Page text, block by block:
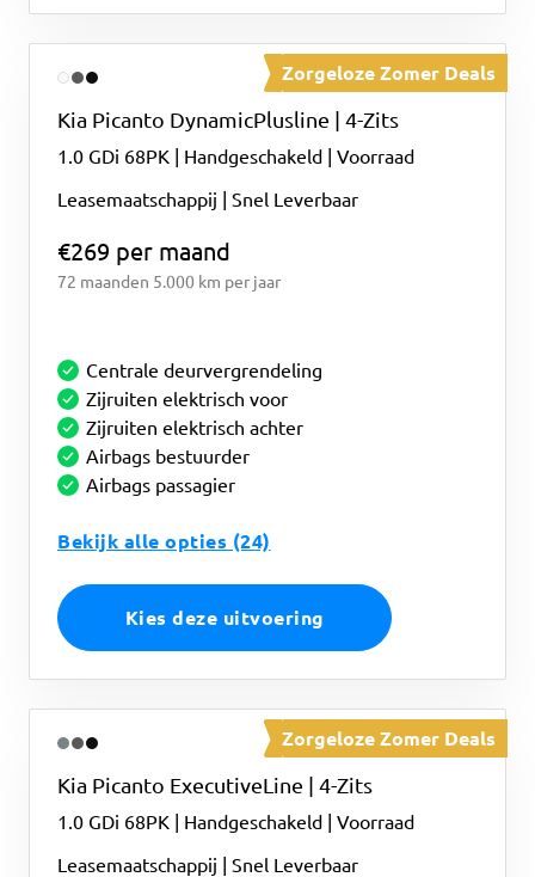
Zorgeloze Zomer Deals
Kia Picanto DynamicPlusline | 4-Zits
1.0 GDi 68PK | Handgeschakeld | Voorraad
Leasemaatschappij | Snel Leverbaar
€269 per maand
72 maanden 5.000 km per jaar
Centrale deurvergrendeling
Zijruiten elektrisch voor
Zijruiten elektrisch achter
Airbags bestuurder
Airbags passagier
Bekijk alle opties (24)
Kies deze uitvoering
Zorgeloze Zomer Deals
Kia Picanto ExecutiveLine | 4-Zits
1.0 GDi 68PK | Handgeschakeld | Voorraad
Leasemaatschappij | Snel Leverbaar